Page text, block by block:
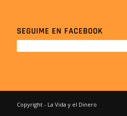
SEGUIME EN FACEBOOK
Copyright - La Vida y el Dinero